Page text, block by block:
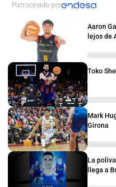
Patrocinado por
Aaron
lejos de
Toko
Mark
Girona
La
llega a